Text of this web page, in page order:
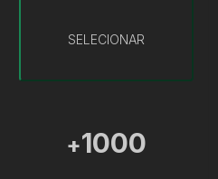
SELECIONAR
+1000